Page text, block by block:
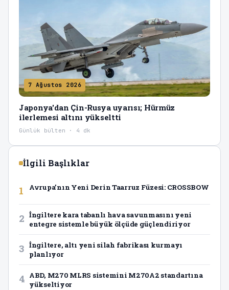
7 Ağustos 2026
Japonya'dan Çin-Rusya uyarısı; Hürmüz
ilerlemesi altını yükseltti
Günlük bülten · 4 dk
İlgili Başlıklar
1 Avrupa’nın Yeni Derin Taarruz Füzesi: CROSSBOW
2 İngiltere kara tabanlı hava savunmasını yeni
entegre sistemle büyük ölçüde güçlendiriyor
3 İngiltere, altı yeni silah fabrikası kurmayı
planlıyor
4 ABD, M270 MLRS sistemini M270A2 standartına
yükseltiyor